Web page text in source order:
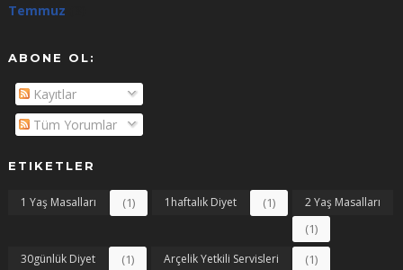
Temmuz
ABONE OL:
Kayıtlar
Tüm Yorumlar
ETIKETLER
1 Yaş Masalları (1) 1haftalık Diyet (1) 2 Yaş Masalları
(1)
30günlük Diyet (1) Arçelik Yetkili Servisleri (1)